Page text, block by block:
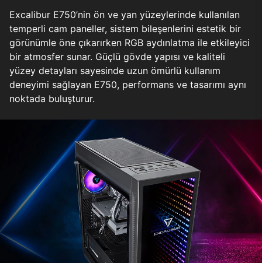
Excalibur E750’nin ön ve yan yüzeylerinde kullanılan
temperli cam paneller, sistem bileşenlerini estetik bir
görünümle öne çıkarırken RGB aydınlatma ile etkileyici
bir atmosfer sunar. Güçlü gövde yapısı ve kaliteli
yüzey detayları sayesinde uzun ömürlü kullanım
deneyimi sağlayan E750, performans ve tasarımı aynı
noktada buluşturur.